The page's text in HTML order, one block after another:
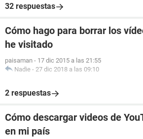
32 respuestas
Cómo hago para borrar los
he visitado
paisaman - 17 dic 2015 a las 21:55
Nadie - 27 dic 2018 a las 09:10
2 respuestas
Cómo descargar videos de
en mi país